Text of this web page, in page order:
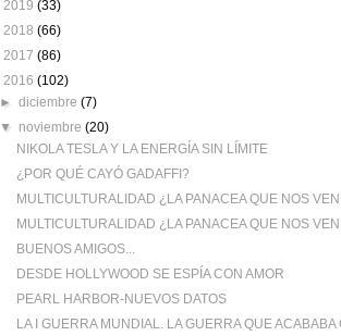
2019 (33)
2018 (66)
2017 (86)
2016 (102)
►diciembre(7)
▼ noviembre(20)
NIKOLA TESLA Y LA ENERGÍA SIN LÍMITE
¿POR QUÉ CAYÓ GADAFFI?
MULTICULTURALIDAD ¿LA PANACEA QUE NOS
MULTICULTURALIDAD ¿LA PANACEA QUE NOS
BUENOS AMIGOS...
DESDE HOLLYWOOD SE ESPÍA CON AMOR
PEARL HARBOR-NUEVOS DATOS
LA I GUERRA MUNDIAL. LA GUERRA QUE ACABABA